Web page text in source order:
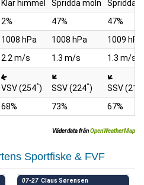
Klar himmel Spridda moln
Spridda
2% 47%
47%
1008 hPa 1008 hPa
1009 hPa
2.2 m/s 1.3 m/s
1.3 m/s
VSV (254°) SSV (224°) SSV (219
68% 73% 67%
Väderdata frånOpenWeatherMap
Sportfiske & FVF
07-27 Claus Sørensen